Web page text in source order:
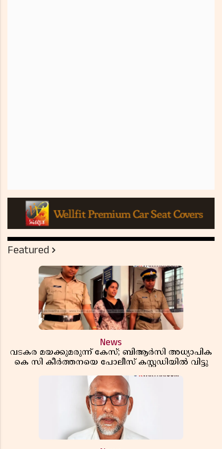
Featured
News
വടകര മയക്കുമരുന്ന് കേസ്; ബിആർസി അധ്യാപിക
കെ സി കീർത്തനയെ പോലീസ് കസ്റ്റഡിയിൽ വിട്ടു